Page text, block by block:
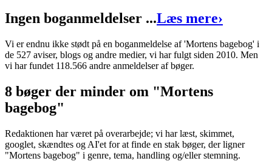
Ingen boganmeldelser ...Læs mere›
Vi er endnu ikke stødt på en boganmeldelse af 'Mortens bagebog' i
de 527 aviser, blogs og andre medier, vi har fulgt siden 2010. Men
vi har fundet 118.566 andre anmeldelser af bøger.
8 bøger der minder om "Mortens
bagebog"
Redaktionen har været på overarbejde; vi har læst, skimmet,
googlet, skændtes og AI'et for at finde en stak bøger, der ligner
"Mortens bagebog" i genre, tema, handling og/eller stemning.